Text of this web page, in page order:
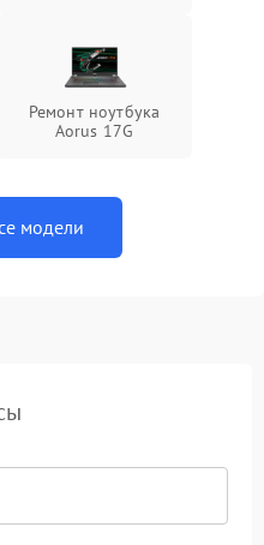
Ремонт ноутбука
Aorus 17G
модели